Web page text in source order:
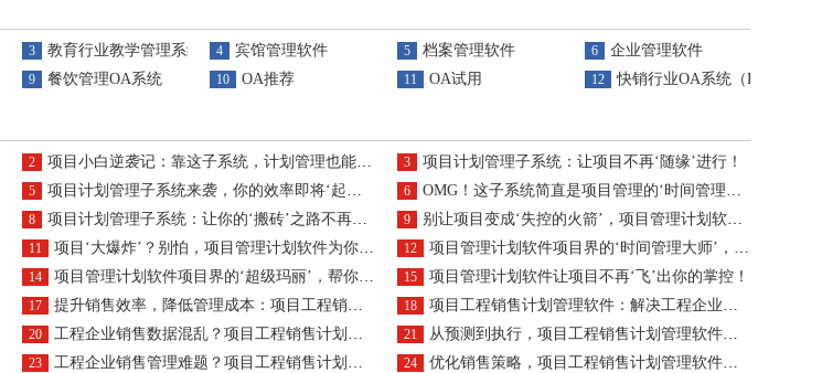
3 教育行业教学管理系统 4 宾馆管理软件 5 档案管理软件 6 企业管理软件
9 餐饮管理OA系统 10 OA推荐 11 OA试用 12 快销行业OA系统（ERP）
2 项目小白逆袭记：靠这子系统，计划管理也能‘高大上’ 3 项目计划管理子系统：让项目不再‘随缘’进行！
5 项目计划管理子系统来袭，你的效率即将‘起飞’！ 6 OMG！这子系统简直是项目管理的‘时间管理大师’
8 项目计划管理子系统：让你的‘搬砖’之路不再迷茫！ 9 别让项目变成‘失控的火箭’，项目管理计划软件为你‘拉闸’！
11 项目‘大爆炸’？别怕，项目管理计划软件为你‘灭火’！ 12 项目管理计划软件项目界的‘时间管理大师’，告别拖延症！
14 项目管理计划软件项目界的‘超级玛丽’，帮你跳过所有坑！ 15 项目管理计划软件让项目不再‘飞’出你的掌控！
17 提升销售效率，降低管理成本：项目工程销售计划管理软件助力工程企业降本增效 18 项目工程销售计划管理软件：解决工程企业销售预测不准的利器
20 工程企业销售数据混乱？项目工程销售计划管理软件实现数据可视化 21 从预测到执行，项目工程销售计划管理软件如何提升销售业绩
23 工程企业销售管理难题？项目工程销售计划管理软件来支招 24 优化销售策略，项目工程销售计划管理软件助力工程企业精准营销